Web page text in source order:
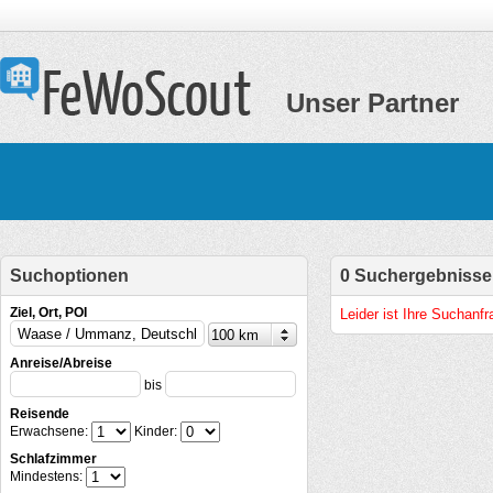
Unser Partner
Suchoptionen
Ziel, Ort, POI
Anreise/Abreise
bis
Reisende
Erwachsene:
Kinder:
Schlafzimmer
Mindestens:
0 Suchergebnisse
Leider ist Ihre